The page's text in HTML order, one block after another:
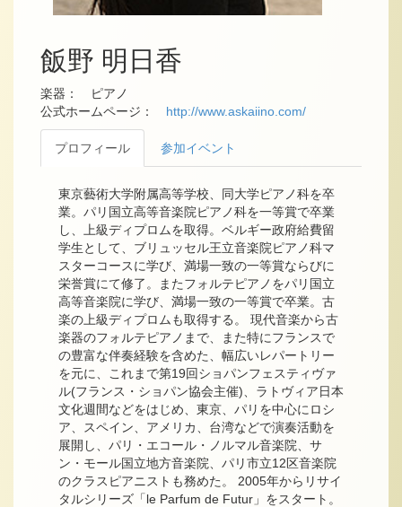
飯野 明日香
楽器： ピアノ
公式ホームページ： http://www.askaiino.com/
プロフィール 参加イベント
東京藝術大学附属高等学校、同大学ピアノ科を卒
業。パリ国立高等音楽院ピアノ科を一等賞で卒業
し、上級ディプロムを取得。ベルギー政府給費留
学生として、ブリュッセル王立音楽院ピアノ科マ
スターコースに学び、満場一致の一等賞ならびに
栄誉賞にて修了。またフォルテピアノをパリ国立
高等音楽院に学び、満場一致の一等賞で卒業。古
楽の上級ディプロムも取得する。 現代音楽から古
楽器のフォルテピアノまで、また特にフランスで
の豊富な伴奏経験を含めた、幅広いレパートリー
を元に、これまで第19回ショパンフェスティヴァ
ル(フランス・ショパン協会主催)、ラトヴィア日本
文化週間などをはじめ、東京、パリを中心にロシ
ア、スペイン、アメリカ、台湾などで演奏活動を
展開し、パリ・エコール・ノルマル音楽院、サ
ン・モール国立地方音楽院、パリ市立12区音楽院
のクラスピアニストも務めた。 2005年からリサイ
タルシリーズ「le Parfum de Futur」をスタート。